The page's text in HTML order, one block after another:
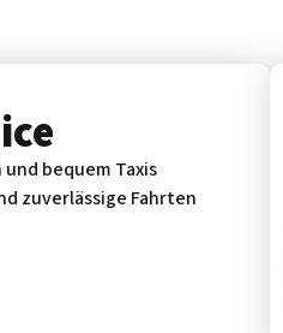
bequem Taxis
zuverlässige Fahrten